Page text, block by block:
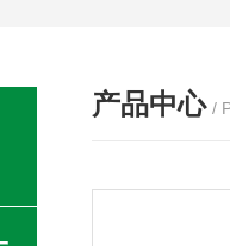
产品中心 /